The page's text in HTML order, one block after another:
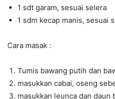
1 sdt garam, sesuai selera
1 sdm kecap manis, sesuai
Cara masak :
Tumis bawang putih dan
masukkan cabai, oseng
masukkan leunca dan daun